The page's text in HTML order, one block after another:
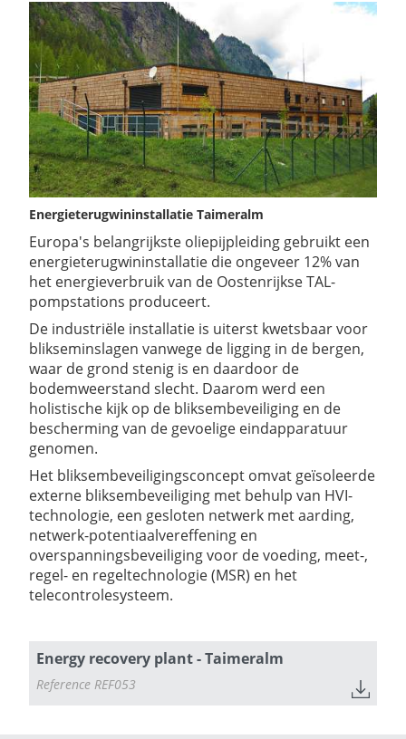
Energieterugwininstallatie Taimeralm
Europa's belangrijkste oliepijpleiding gebruikt een
energieterugwininstallatie die ongeveer 12% van
het energieverbruik van de Oostenrijkse TAL-
pompstations produceert.
De industriële installatie is uiterst kwetsbaar voor
blikseminslagen vanwege de ligging in de bergen,
waar de grond stenig is en daardoor de
bodemweerstand slecht. Daarom werd een
holistische kijk op de bliksembeveiliging en de
bescherming van de gevoelige eindapparatuur
genomen.
Het bliksembeveiligingsconcept omvat geïsoleerde
externe bliksembeveiliging met behulp van HVI-
technologie, een gesloten netwerk met aarding,
netwerk-potentiaalvereffening en
overspanningsbeveiliging voor de voeding, meet-,
regel- en regeltechnologie (MSR) en het
telecontrolesysteem.
Energy recovery plant - Taimeralm
Reference REF053